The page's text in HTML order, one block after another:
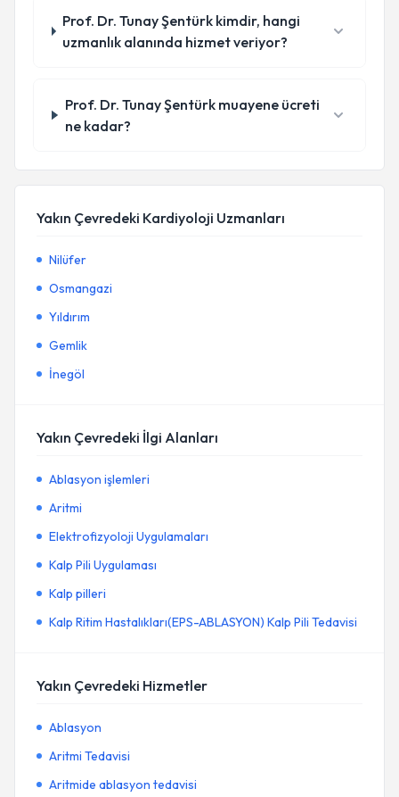
Prof. Dr. Tunay Şentürk kimdir, hangi
uzmanlık alanında hizmet veriyor?
Prof. Dr. Tunay Şentürk muayene ücreti
ne kadar?
Yakın Çevredeki Kardiyoloji Uzmanları
Nilüfer
Osmangazi
Yıldırım
Gemlik
İnegöl
Yakın Çevredeki İlgi Alanları
Ablasyon işlemleri
Aritmi
Elektrofizyoloji Uygulamaları
Kalp Pili Uygulaması
Kalp pilleri
Kalp Ritim Hastalıkları(EPS-ABLASYON) Kalp Pili Tedavisi
Yakın Çevredeki Hizmetler
Ablasyon
Aritmi Tedavisi
Aritmide ablasyon tedavisi